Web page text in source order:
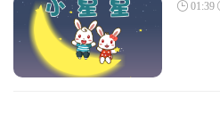
01:39